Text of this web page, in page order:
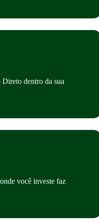
dentro da sua
você investe faz